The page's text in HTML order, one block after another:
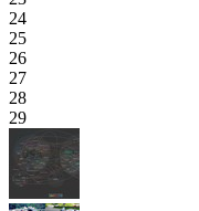
24
25
26
27
28
29